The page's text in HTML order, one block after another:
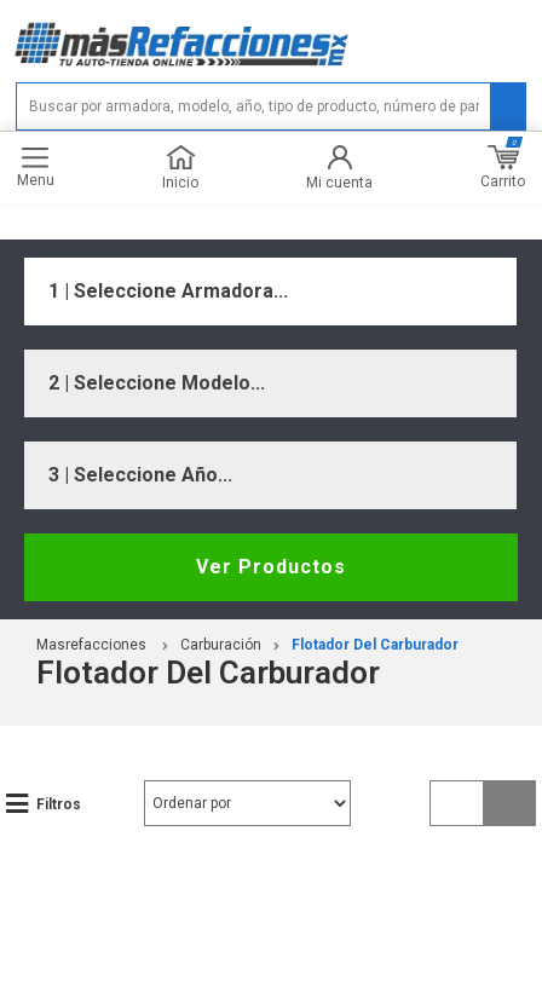
Menu Inicio Mi cuenta Carrito
0
1 | Seleccione Armadora...
2 | Seleccione Modelo...
3 | Seleccione Año...
Ver Productos
Masrefacciones Carburación Flotador Del Carburador
Flotador Del Carburador
Filtros